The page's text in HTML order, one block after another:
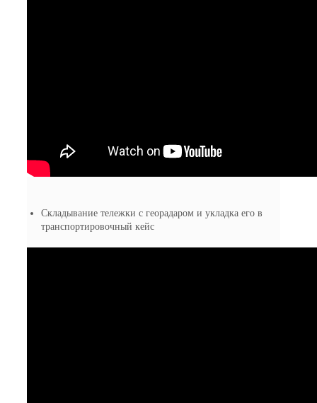
Складывание тележки с георадаром и укладка его в
транспортировочный кейс